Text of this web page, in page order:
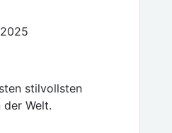
stilvollsten
der Welt.